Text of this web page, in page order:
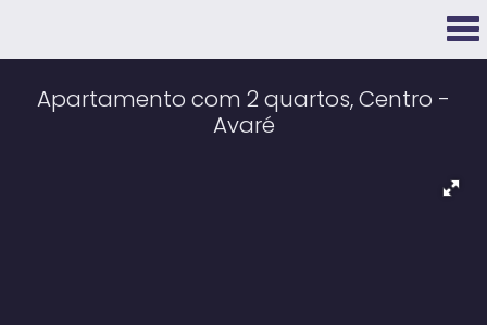
Apartamento com 2 quartos, Centro -
Avaré